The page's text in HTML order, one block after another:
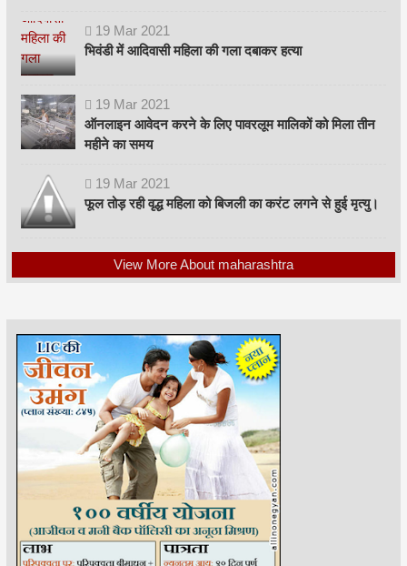
19 Mar 2021
भिवंडी में आदिवासी महिला की गला दबाकर हत्या
19 Mar 2021
ऑनलाइन आवेदन करने के लिए पावरलूम मालिकों को मिला तीन
महीने का समय
19 Mar 2021
फूल तोड़ रही वृद्ध महिला को बिजली का करंट लगने से हुई मृत्यु।
View More About maharashtra